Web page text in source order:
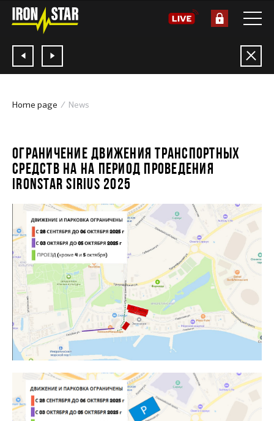
Home page News
ОГРАНИЧЕНИЕ ДВИЖЕНИЯ ТРАНСПОРТНЫХ
СРЕДСТВ НА НА ПЕРИОД ПРОВЕДЕНИЯ
IRONSTAR SIRIUS 2025